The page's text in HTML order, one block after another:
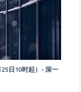
日10时起）- 深一